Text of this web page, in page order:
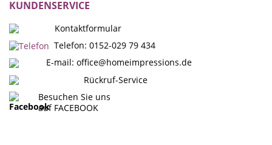
KUNDENSERVICE
Kontaktformular
Telefon: 0152-029 79 434
E-mail: office@homeimpressions.de
Rückruf-Service
Besuchen Sie uns
auf FACEBOOK